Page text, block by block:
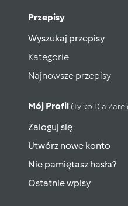
Przepisy
Wyszukaj przepisy
Kategorie
Najnowsze przepisy
Mój Profil (tylko Dla
Zaloguj się
Utwórz nowe konto
Nie pamiętasz hasła?
Ostatnie wpisy